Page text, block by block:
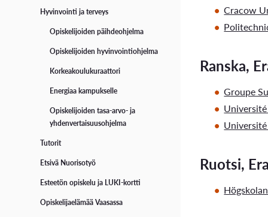
Hyvinvointi ja terveys
Opiskelijoiden päihdeohjelma
Opiskelijoiden hyvinvointiohjelma
Korkeakoulukuraattori
Energiaa kampukselle
Opiskelijoiden tasa-arvo- ja
yhdenvertaisuusohjelma
Tutorit
Etsivä Nuorisotyö
Esteetön opiskelu ja LUKI-kortti
Opiskelijaelämää Vaasassa
Cracow
Ranska,
Groupe
Ruotsi,